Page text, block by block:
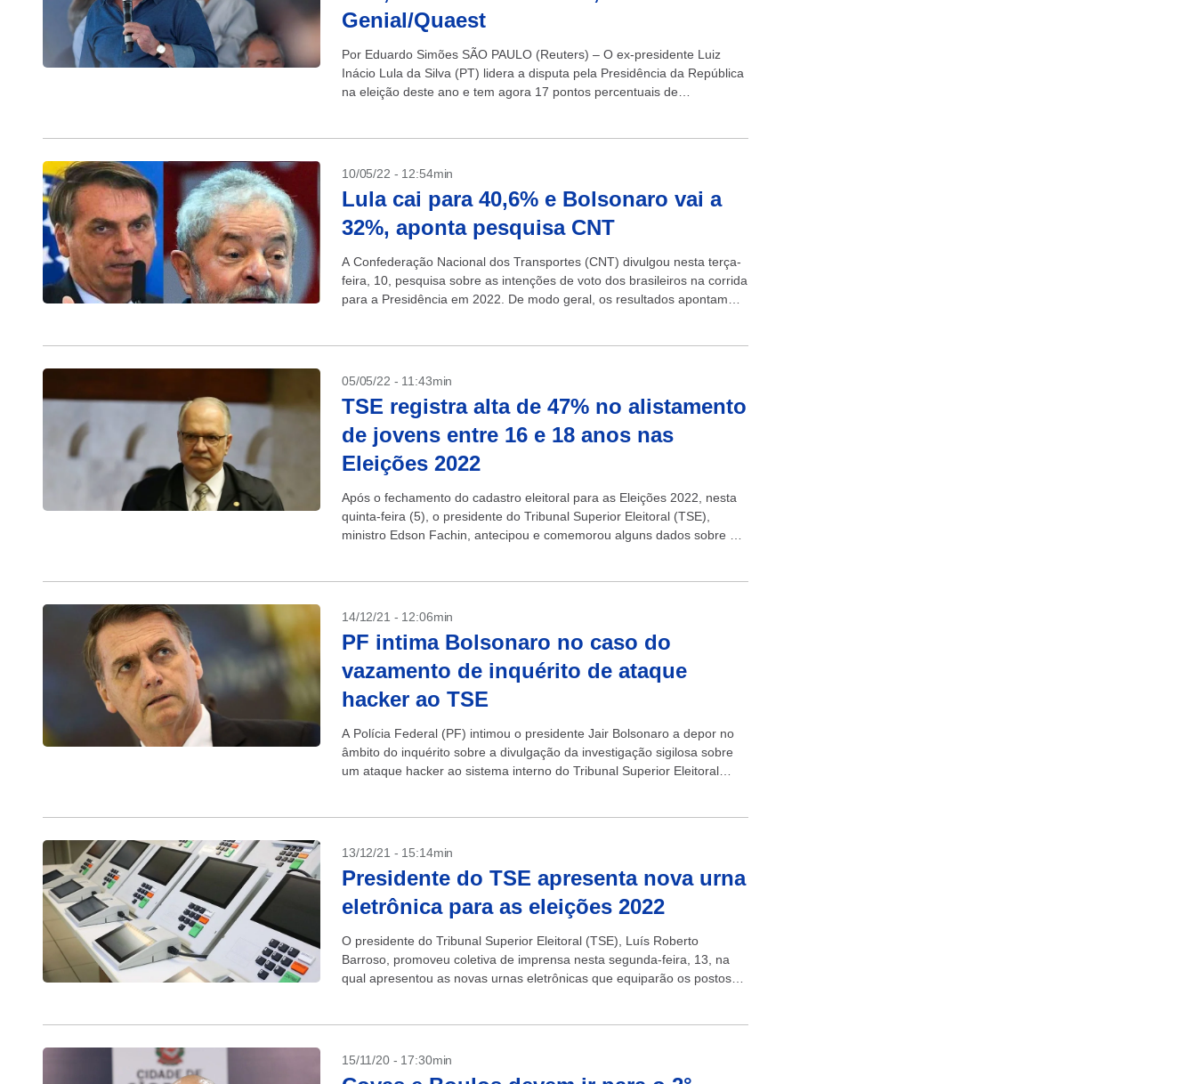
Genial/Quaest
Por Eduardo Simões SÃO PAULO (Reuters) – O ex-presidente Luiz
Inácio Lula da Silva (PT) lidera a disputa pela Presidência da República
na eleição deste ano e tem agora 17 pontos percentuais de
10/05/22 - 12:54min
Lula cai para 40,6% e Bolsonaro vai a
32%, aponta pesquisa CNT
A Confederação Nacional dos Transportes (CNT) divulgou nesta terça-
feira, 10, pesquisa sobre as intenções de voto dos brasileiros na corrida
para a Presidência em 2022. De modo geral, os resultados apontam
05/05/22 - 11:43min
TSE registra alta de 47% no alistamento
de jovens entre 16 e 18 anos nas
Eleições 2022
Após o fechamento do cadastro eleitoral para as Eleições 2022, nesta
quinta-feira (5), o presidente do Tribunal Superior Eleitoral (TSE),
ministro Edson Fachin, antecipou e comemorou alguns dados sobre o
14/12/21 - 12:06min
PF intima Bolsonaro no caso do
vazamento de inquérito de ataque
hacker ao TSE
A Polícia Federal (PF) intimou o presidente Jair Bolsonaro a depor no
âmbito do inquérito sobre a divulgação da investigação sigilosa sobre
um ataque hacker ao sistema interno do Tribunal Superior Eleitoral
13/12/21 - 15:14min
Presidente do TSE apresenta nova urna
eletrônica para as eleições 2022
O presidente do Tribunal Superior Eleitoral (TSE), Luís Roberto
Barroso, promoveu coletiva de imprensa nesta segunda-feira, 13, na
qual apresentou as novas urnas eletrônicas que equiparão os postos
15/11/20 - 17:30min